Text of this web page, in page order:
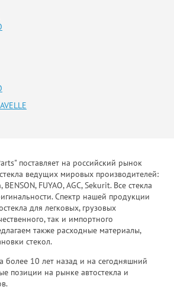
поставляет на российский рынок
ведущих мировых производителей:
FUYAO, AGC, Sekurit. Все стекла
Спектр нашей продукции
для легковых, грузовых
так и импортного
также расходные материалы,
стекол.
10 лет назад и на сегодняшний
позиции на рынке автостекла и